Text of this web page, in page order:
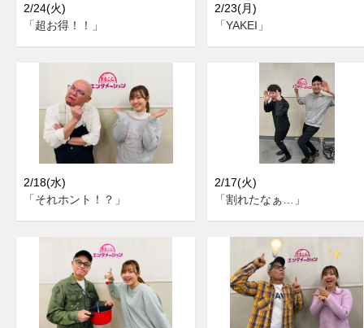
2/24(火)
「超お得！！」
2/23(月)
「YAKEI」
2/18(水)
「それホント！？」
2/17(火)
「割れたなぁ…」